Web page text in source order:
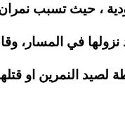
، حيث تسبب
نزولها في المسار،
النمرين او